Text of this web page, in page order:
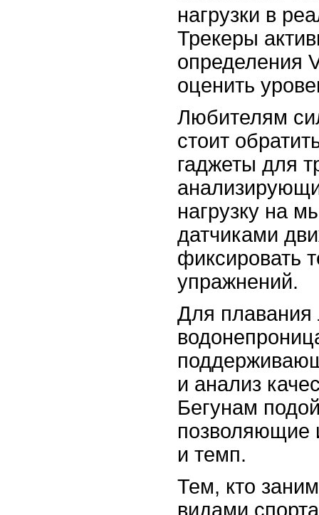
нагрузки в
Трекеры
определения
оценить
Любителям
стоит
гаджеты для
нагрузку на
датчиками
фиксировать
упражнений.
Для плавания
и анализ
Бегунам
позволяющие
и темп.
Тем, кто
видами